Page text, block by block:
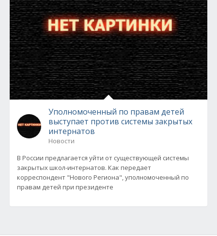
Уполномоченный по правам детей
выступает против системы закрытых
интернатов
Новости
В России предлагается уйти от существующей системы
закрытых школ-интернатов. Как передает
корреспондент "Нового Региона", уполномоченный по
правам детей при президенте